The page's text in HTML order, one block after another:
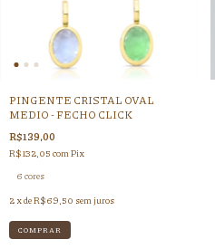
PINGENTE CRISTAL OVAL
MEDIO - FECHO CLICK
R$139,00
R$132,05 comPix
6 cores
2 x deR$69,50 sem juros
COMPRAR